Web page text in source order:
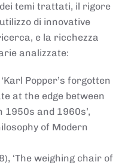
temi trattati, il rigore
di innovative
e la ricchezza
analizzate:
Popper’s forgotten
at the edge between
1950s and 1960s’,
of Modern
‘The weighing chair of